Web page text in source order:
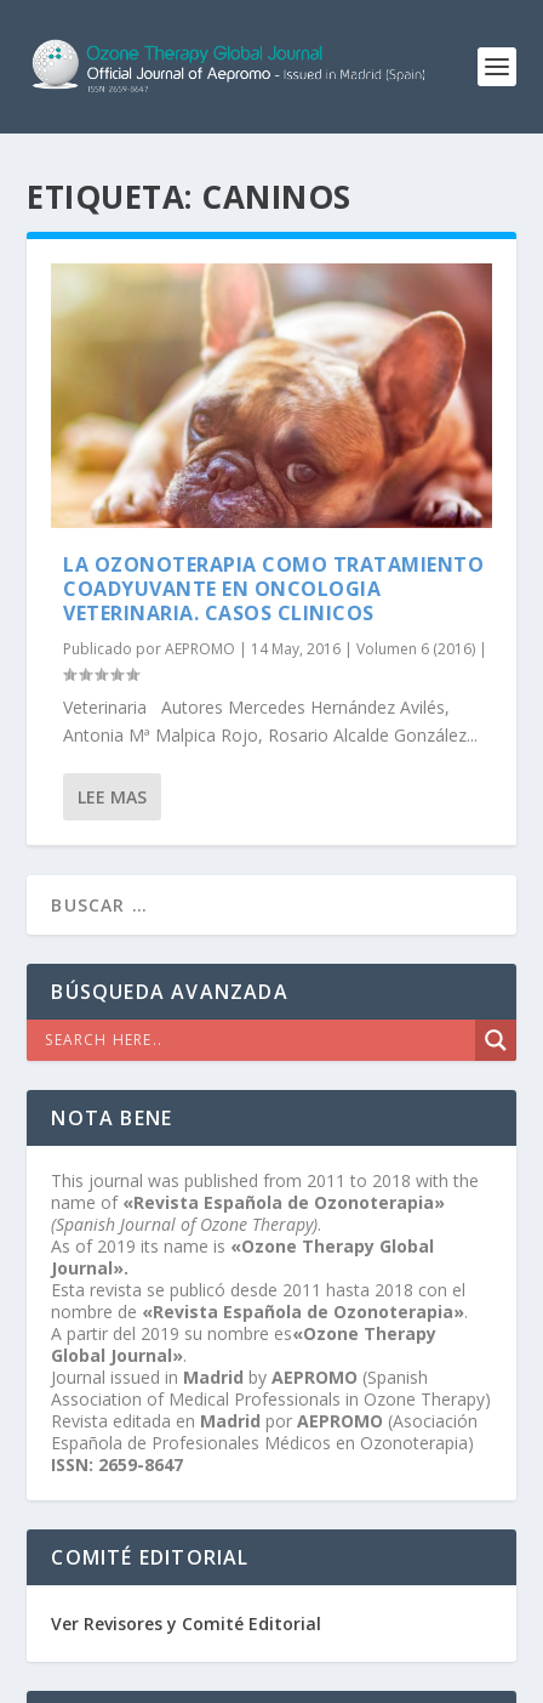
ETIQUETA: CANINOS
LA OZONOTERAPIA COMO TRATAMIENTO
COADYUVANTE EN ONCOLOGIA
VETERINARIA. CASOS CLINICOS
Publicado porAEPROMO | 14 May, 2016 |Volumen 6 (2016) |
Veterinaria Autores Mercedes Hernández Avilés,
Antonia Mª Malpica Rojo, Rosario Alcalde González...
LEE MAS
BÚSQUEDA AVANZADA
NOTA BENE
This journal was published from 2011 to 2018 with the
name of «Revista Española de Ozonoterapia»
(Spanish Journal of Ozone Therapy).
As of 2019 its name is «Ozone Therapy Global
Journal».
Esta revista se publicó desde 2011 hasta 2018 con el
nombre de «Revista Española de Ozonoterapia».
A partir del 2019 su nombre es«Ozone Therapy
Global Journal».
Journal issued in Madrid byAEPROMO (Spanish
Association of Medical Professionals in Ozone Therapy)
Revista editada en Madrid porAEPROMO (Asociación
Española de Profesionales Médicos en Ozonoterapia)
ISSN: 2659-8647
COMITÉ EDITORIAL
Ver Revisores y Comité Editorial